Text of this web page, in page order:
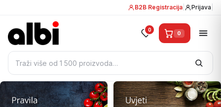
B2B Registracija Prijava
Pretraži:
0 0